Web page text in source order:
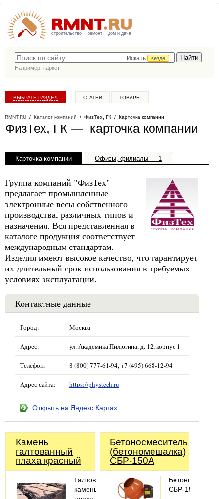
строительство ремонт дом и дача
Искать
везде
Например, паркет
ВЫБРАТЬ РАЗДЕЛ СТАТЬИ ТОВАРЫ
RMNT.RU / Каталог компаний / ФизТех, ГК / Карточка компании
ФизТех, ГК — карточка компании
Карточка компании Офисы, филиалы — 1
Группа компаний "ФизТех"
предлагает промышленные
электронные весы собственного
производства, различных типов и
назначения. Вся представленная в
каталоге продукция соответствует
международным стандартам.
Изделия имеют высокое качество, что гарантирует
их длительный срок использования в требуемых
условиях эксплуатации.
Контактные данные
Город: Москва
Адрес: ул. Академика Пилюгина, д. 12, корпус 1
Телефон: 8 (800) 777-61-94, +7 (495) 668-12-94
Адрес сайта: https://phystech.ru
Открыть на Яндекс.Картах
Камень
галтованный
плаха красный
Галтованный
камень
Бетоносмеситель
(бетономешалка)
СБР-150А
СБР-150А